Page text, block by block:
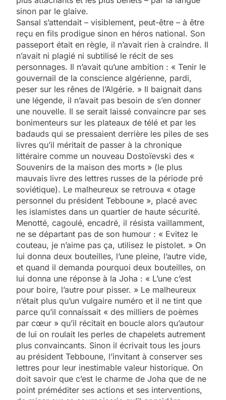
sinon par le glaive.
Sansal s’attendait – visiblement, peut-être – à être
reçu en fils prodigue sinon en héros national. Son
passeport était en règle, il n’avait rien à craindre. Il
n’avait ni plagié ni subtilisé le récit de ses
personnages. Il n’avait qu’une ambition : « Tenir le
gouvernail de la conscience algérienne, pardi,
peser sur les rênes de l’Algérie. » Il baignait dans
une légende, il n’avait pas besoin de s’en donner
une nouvelle. Il se serait laissé convaincre par ses
bonimenteurs sur les plateaux de télé et par les
badauds qui se pressaient derrière les piles de ses
livres qu’il méritait de passer à la chronique
littéraire comme un nouveau Dostoïevski des «
Souvenirs de la maison des morts » (le plus
mauvais livre des lettres russes de la période pré
soviétique). Le malheureux se retrouva « otage
personnel du président Tebboune », placé avec
les islamistes dans un quartier de haute sécurité.
Menotté, cagoulé, encadré, il résista vaillamment,
ne se départant pas de son humour : « Evitez le
couteau, je n’aime pas ça, utilisez le pistolet. » On
lui donna deux bouteilles, l’une pleine, l’autre vide,
et quand il demanda pourquoi deux bouteilles, on
lui donna une réponse à la Joha : « L’une c’est
pour boire, l’autre pour pisser. » Le malheureux
n’était plus qu’un vulgaire numéro et il ne tint que
parce qu’il connaissait « des milliers de poèmes
par cœur » qu’il récitait en boucle alors qu’autour
de lui on roulait les perles de chapelets autrement
plus convaincants. Sinon il écrivait tous les jours
au président Tebboune, l’invitant à conserver ses
lettres pour leur inestimable valeur historique. On
doit savoir que c’est le charme de Joha que de ne
point préméditer ses actions et ses interventions,